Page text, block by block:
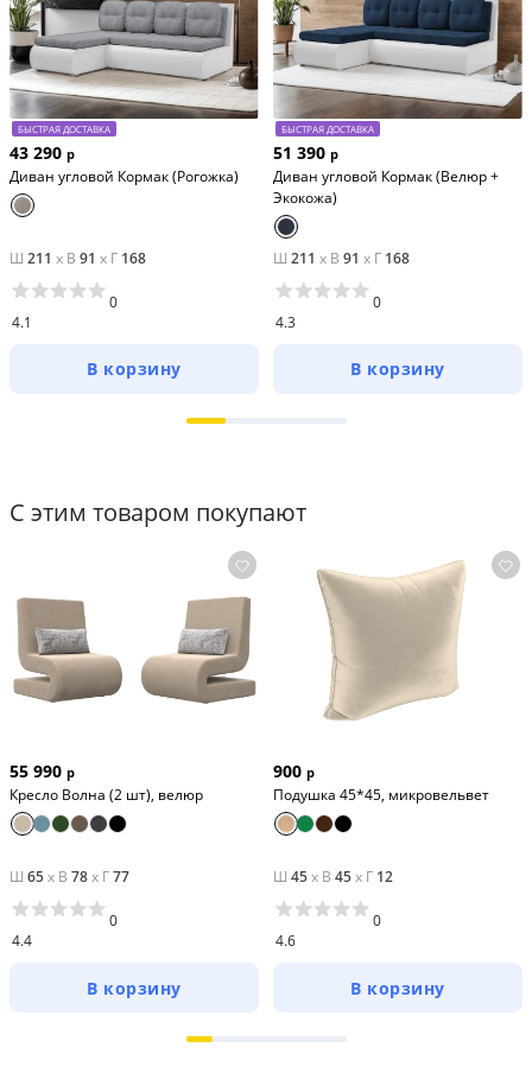
БЫСТРАЯ ДОСТАВКА
43 290 р
Диван угловой Кормак (Рогожка)
Ш 211 x В 91 x Г 168
4.1
0
В корзину
БЫСТРАЯ ДОСТАВКА
51 390 р
Диван угловой Кормак (Велюр +
Экокожа)
Ш 211 x В 91 x Г 168
4.3
0
В корзину
С этим товаром покупают
55 990 р
Кресло Волна (2 шт), велюр
Ш 65x В 78x Г77
4.4
0
В корзину
900 р
Подушка 45*45, микровельвет
Ш 45x В 45x Г 12
4.6
0
В корзину